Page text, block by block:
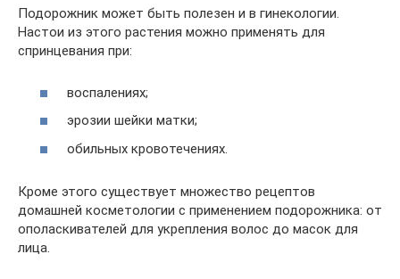
Подорожник может быть полезен и в гинекологии.
Настои из этого растения можно применять для
спринцевания при:
воспалениях;
эрозии шейки матки;
обильных кровотечениях.
Кроме этого существует множество рецептов
домашней косметологии с применением подорожника: от
ополаскивателей для укрепления волос до масок для
лица.